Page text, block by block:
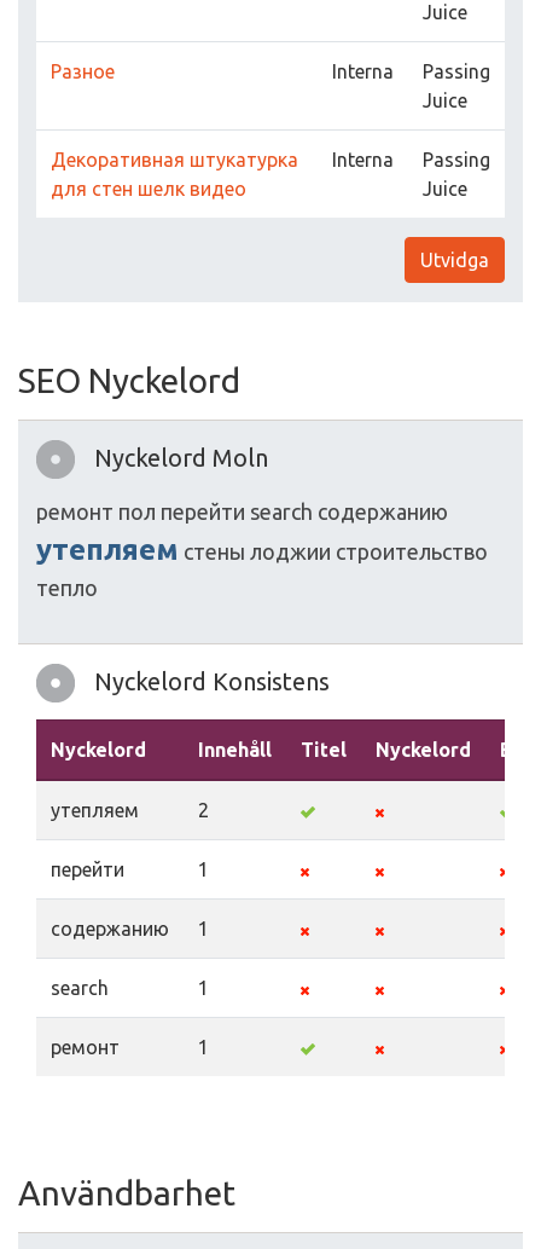
Juice
Разное Interna
Passing
Juice
Декоративная штукатурка
для стен шелк видео
Interna
Passing
Juice
Utvidga
SEO Nyckelord
Nyckelord Moln
ремонт пол перейти search содержанию
утепляем стены лоджии строительство
тепло
Nyckelord Konsistens
Nyckelord Innehåll Titel Nyckelord
утепляем 2
перейти 1
содержанию 1
search 1
ремонт 1
Användbarhet